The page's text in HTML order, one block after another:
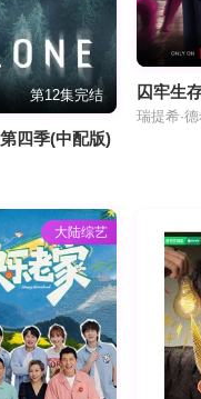
第12集完结
四季(中配版)
囚牢生
瑞提希·
大陆综艺